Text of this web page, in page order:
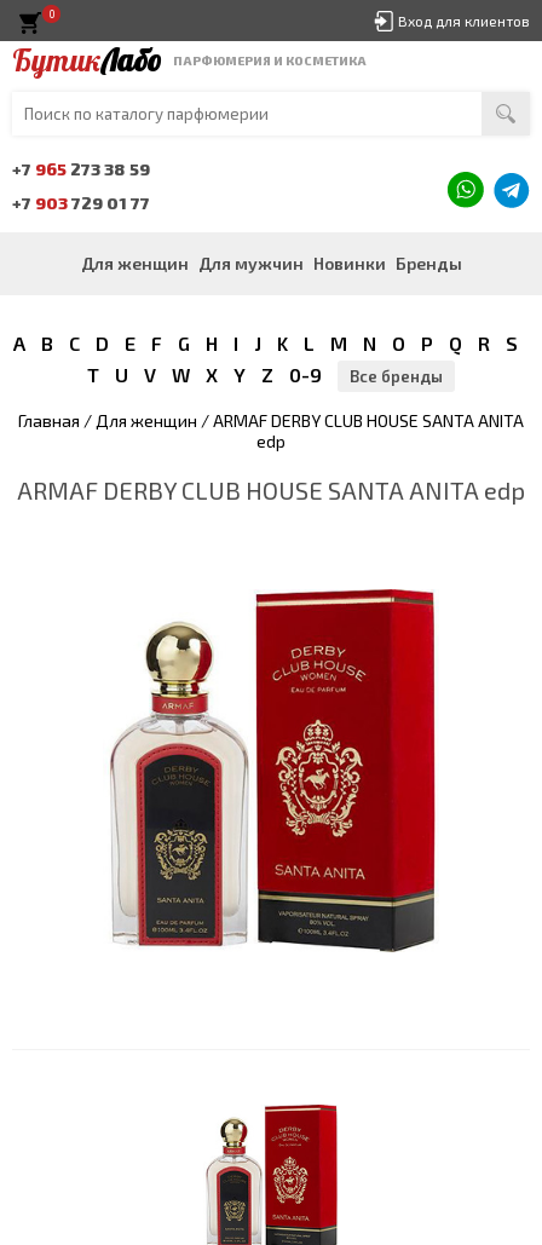
Вход для клиентов
БутикЛабо ПАРФЮМЕРИЯ И КОСМЕТИКА
+7 965 273 38 59
+7 903729 01 77
Для женщин Для мужчин Новинки Бренды
0
A B C D E F G H I J K L M N O P Q R
S
T
U V W X Y Z 0-9 Все бренды
Главная / Для женщин / ARMAF DERBY CLUB HOUSE SANTA ANITA
edp
ARMAF DERBY CLUB HOUSE SANTA ANITA edp